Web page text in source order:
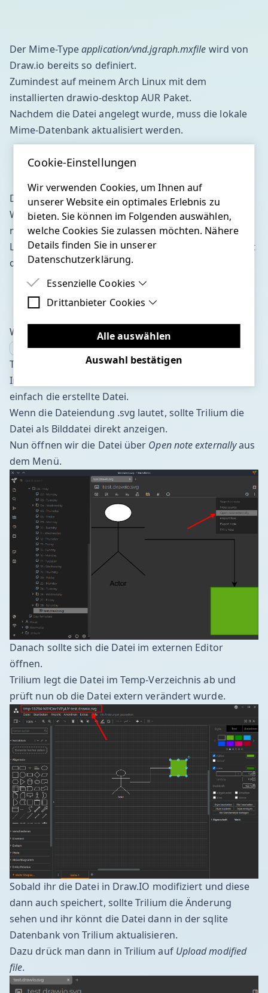
Der Mime-Typeapplication/vnd.jgraph.mxfile wird von
Draw.io bereits so definiert.
Zumindest auf meinem Arch Linux mit dem
installierten drawio-desktop AUR Paket.
Nachdem die Datei angelegt wurde, muss die lokale
Mime-Datenbank aktualisiert werden.
Das sollte es jetzt gewesen sein.
Wenn die xdg-utils installiert sind, dann kann man
nun prüfen ob der Mime-Type korrekt erkannt wird.
Legt euch dazu in Draw.io eine Datei an und speichert
diese dann z.B. alstest.drawio.svg
Wenn alles passt, sollte als Ausgabe
application/vnd.jgraph.mxfile erscheinen.
Test in Trilium
In Trilium importieren wir in eine bestehendes Note
einfach die erstellte Datei.
Wenn die Dateiendung .svg lautet, sollte Trilium die
Datei als Bilddatei direkt anzeigen.
Nun öffnen wir die Datei über Open note externallyaus
dem Menü.
Danach sollte sich die Datei im externen Editor
öffnen.
Trilium legt die Datei im Temp-Verzeichnis ab und
prüft nun ob die Datei extern verändert wurde.
Sobald ihr die Datei in Draw.IO modifiziert und diese
dann auch speichert, sollte Trilium die Änderung
sehen und ihr könnt die Datei dann in der sqlite
Datenbank von Trilium aktualisieren.
Dazu drück man dann in Trilium auf Upload modified
file.
Cookie-Einstellungen
Wir verwenden Cookies, um Ihnen auf
unserer Website ein optimales Erlebnis zu
bieten. Sie können im Folgenden auswählen,
welche Cookies Sie zulassen möchten. Nähere
Details finden Sie in unserer
Datenschutzerklärung.
Essenzielle Cookies
Essenzielle Cookies sind Cookies, welche für
benötigt werden.
Drittanbieter Cookies
Drittanbieter Cookies sind Cookies, die
Drittanbieter-Software setzen, um Funktionen
wie Google Maps zu ermöglichen.
Alle auswählen
Auswahl bestätigen